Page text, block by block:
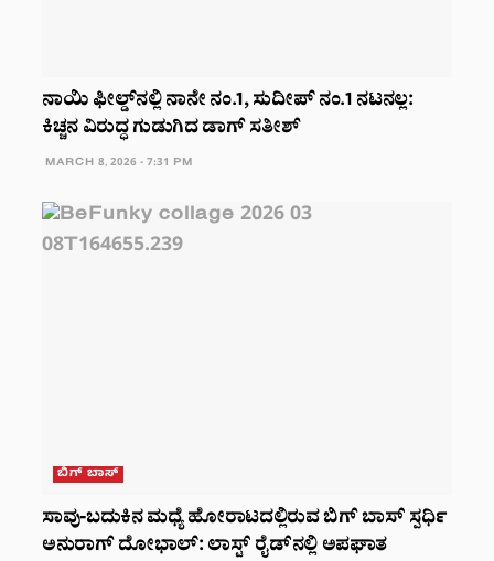
ನಾಯಿ ಫೀಲ್ಡ್‌ನಲ್ಲಿ ನಾನೇ ನಂ.1, ಸುದೀಪ್ ನಂ.1 ನಟನಲ್ಲ:
ಕಿಚ್ಚನ ವಿರುದ್ಧ ಗುಡುಗಿದ ಡಾಗ್ ಸತೀಶ್
MARCH 8, 2026 - 7:31 PM
ಬಿಗ್ ಬಾಸ್
ಸಾವು-ಬದುಕಿನ ಮಧ್ಯೆ ಹೋರಾಟದಲ್ಲಿರುವ ಬಿಗ್ ಬಾಸ್ ಸ್ಪರ್ಧಿ
ಅನುರಾಗ್ ದೋಭಾಲ್: ಲಾಸ್ಟ್ ರೈಡ್‌ನಲ್ಲಿ ಅಪಘಾತ